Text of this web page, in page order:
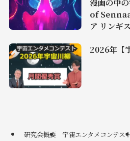
漫画の中
of
ア リンギ
2026年【
研究会概要 宇宙エンタメコンテスト